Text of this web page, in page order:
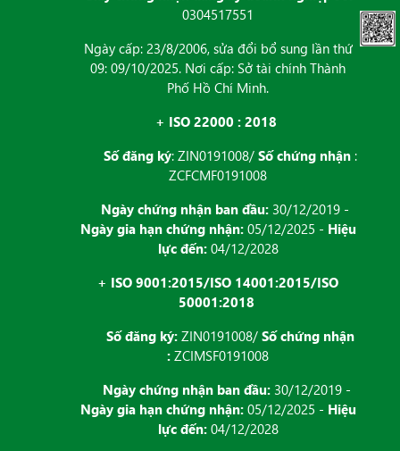
0304517551
Ngày cấp: 23/8/2006, sửa đổi bổ sung lần thứ
09: 09/10/2025. Nơi cấp: Sở tài chính Thành
Phố Hồ Chí Minh.
+ ISO 22000 : 2018
Số đăng ký: ZIN0191008/ Số chứng nhận :
ZCFCMF0191008
Ngày chứng nhận ban đầu: 30/12/2019 -
Ngày gia hạn chứng nhận:05/12/2025 - Hiệu
lực đến:04/12/2028
+ ISO 9001:2015/ISO 14001:2015/ISO
50001:2018
Số đăng ký: ZIN0191008/ Số chứng nhận
: ZCIMSF0191008
Ngày chứng nhận ban đầu: 30/12/2019 -
Ngày gia hạn chứng nhận:05/12/2025 - Hiệu
lực đến:04/12/2028